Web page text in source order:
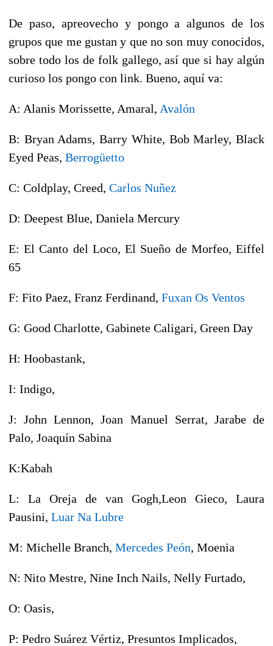
De paso, apreovecho y pongo a algunos de los
grupos que me gustan y que no son muy conocidos,
sobre todo los de folk gallego, así que si hay algún
curioso los pongo con link. Bueno, aquí va:
A: Alanis Morissette, Amaral, Avalón
B: Bryan Adams, Barry White, Bob Marley, Black
Eyed Peas, Berrogüetto
C: Coldplay, Creed, Carlos Nuñez
D: Deepest Blue, Daniela Mercury
E: El Canto del Loco, El Sueño de Morfeo, Eiffel
65
F: Fito Paez, Franz Ferdinand, Fuxan Os Ventos
G: Good Charlotte, Gabinete Caligari, Green Day
H: Hoobastank,
I: Indigo,
J: John Lennon, Joan Manuel Serrat, Jarabe de
Palo, Joaquín Sabina
K:Kabah
L: La Oreja de van Gogh,Leon Gieco, Laura
Pausini, Luar Na Lubre
M: Michelle Branch, Mercedes Peón, Moenia
N: Nito Mestre, Nine Inch Nails, Nelly Furtado,
O: Oasis,
P: Pedro Suárez Vértiz, Presuntos Implicados,